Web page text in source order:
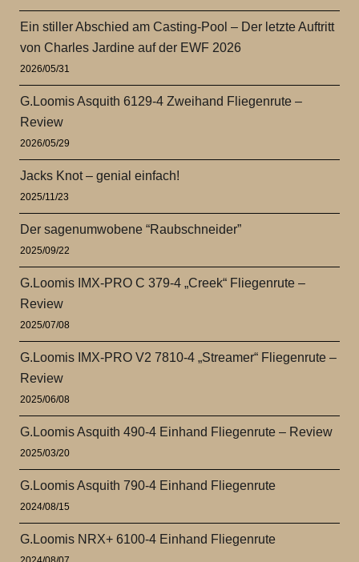
Ein stiller Abschied am Casting-Pool – Der letzte Auftritt
von Charles Jardine auf der EWF 2026
2026/05/31
G.Loomis Asquith 6129-4 Zweihand Fliegenrute –
Review
2026/05/29
Jacks Knot – genial einfach!
2025/11/23
Der sagenumwobene “Raubschneider”
2025/09/22
G.Loomis IMX-PRO C 379-4 „Creek“ Fliegenrute –
Review
2025/07/08
G.Loomis IMX-PRO V2 7810-4 „Streamer“ Fliegenrute –
Review
2025/06/08
G.Loomis Asquith 490-4 Einhand Fliegenrute – Review
2025/03/20
G.Loomis Asquith 790-4 Einhand Fliegenrute
2024/08/15
G.Loomis NRX+ 6100-4 Einhand Fliegenrute